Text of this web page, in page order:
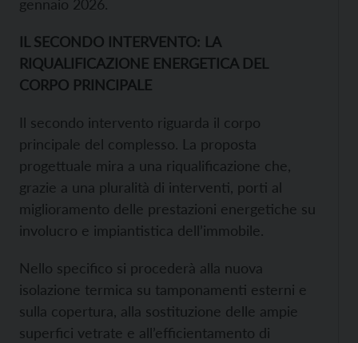
gennaio 2026.
IL SECONDO INTERVENTO: LA
RIQUALIFICAZIONE ENERGETICA DEL
CORPO PRINCIPALE
Il secondo intervento riguarda il corpo
principale del complesso. La proposta
progettuale mira a una riqualificazione che,
grazie a una pluralità di interventi, porti al
miglioramento delle prestazioni energetiche su
involucro e impiantistica dell’immobile.
Nello specifico si procederà alla nuova
isolazione termica su tamponamenti esterni e
sulla copertura, alla sostituzione delle ampie
superfici vetrate e all’efficientamento di